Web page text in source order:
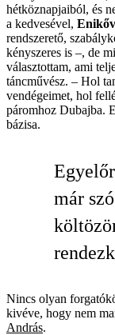
hétköznapjaiból, és
a kedvesével,
rendszerető,
kényszeres is –, de
választottam, ami
táncművész. – Hol
vendégeimet, hol
páromhoz Dubajba.
bázisa.
már
Nincs olyan
kivéve, hogy nem
András.